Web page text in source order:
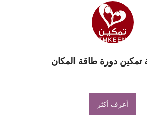
دورة طاقة المكان
أعرف أكثر